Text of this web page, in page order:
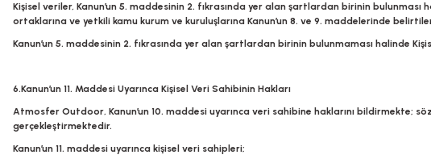
Kişisel veriler, Kanun’un 5. maddesinin 2. fıkrasında yer alan şartlardan birinin
ortaklarına ve yetkili kamu kurum ve kuruluşlarına Kanun’un 8. ve 9. maddelerinde
Kanun’un 5. maddesinin 2. fıkrasında yer alan şartlardan birinin bulunmaması halinde
6.Kanun’un 11. Maddesi Uyarınca Kişisel Veri Sahibinin Hakları
Atmosfer Outdoor, Kanun’un 10. maddesi uyarınca veri sahibine haklarını bildirmekte;
gerçekleştirmektedir.
Kanun’un 11. maddesi uyarınca kişisel veri sahipleri;